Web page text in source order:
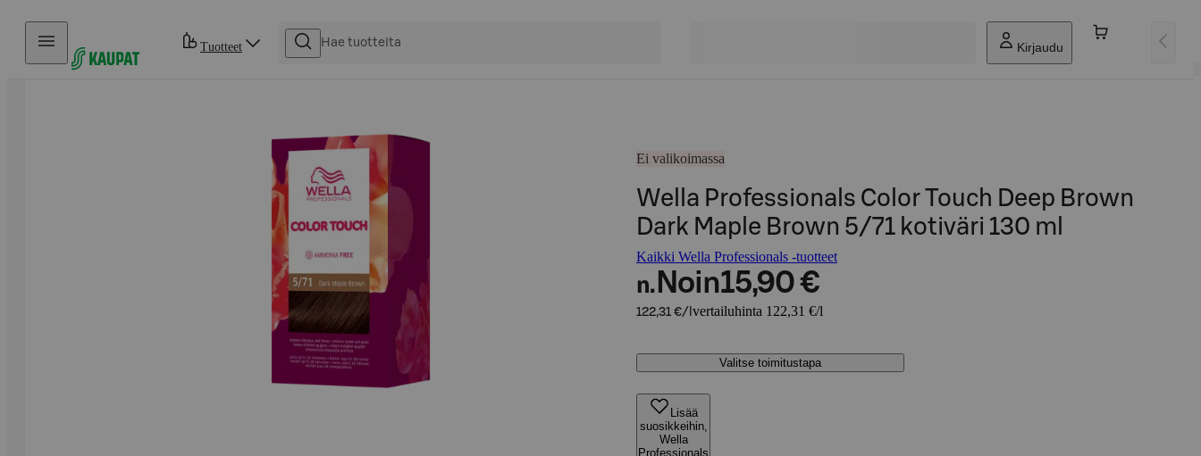
Hyppää sisältöön
Tuotteet Kirjaudu
Ei valikoimassa
Wella Professionals Color Touch Deep Brown
Dark Maple Brown 5/71 kotiväri 130 ml
Kaikki Wella Professionals -tuotteet
n. Noin15,90 €
122,31 €/l vertailuhinta 122,31 €/l
Valitse toimitustapa
Lisää
suosikkeihin,
Wella
Professionals